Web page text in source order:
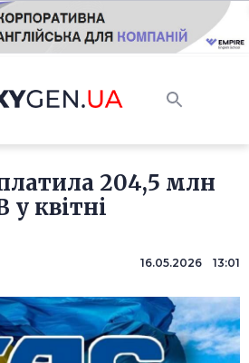
204,5 млн
квітні
16.05.2026 13:01